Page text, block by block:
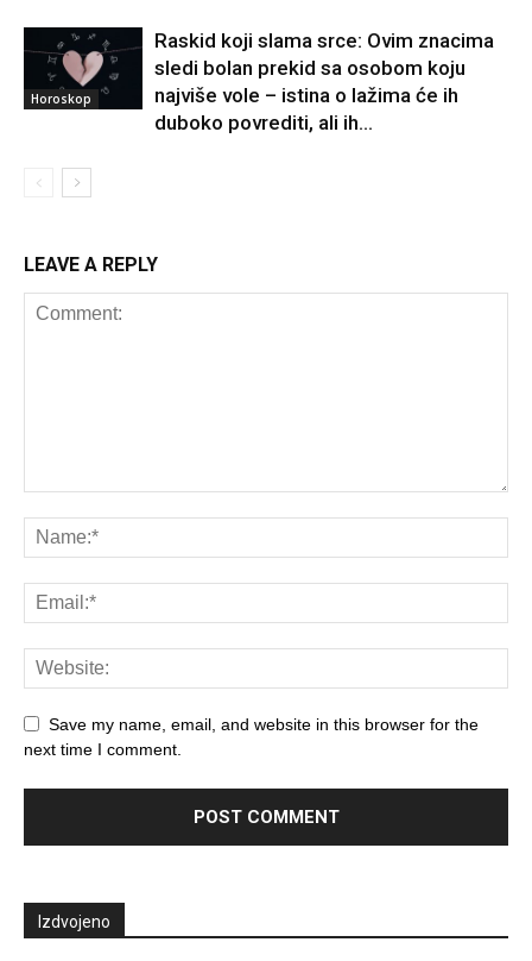
Horoskop
Raskid koji slama srce: Ovim znacima
sledi bolan prekid sa osobom koju
najviše vole – istina o lažima će ih
duboko povrediti, ali ih...
LEAVE A REPLY
Save my name, email, and website in this browser for the
next time I comment.
Izdvojeno